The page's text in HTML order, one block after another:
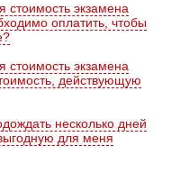
стоимость экзамена
оплатить, чтобы
стоимость экзамена
действующую
несколько дней
для меня